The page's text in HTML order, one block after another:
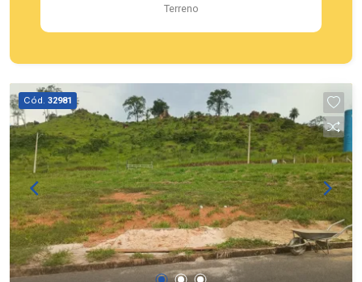
Terreno
Cód. 32981